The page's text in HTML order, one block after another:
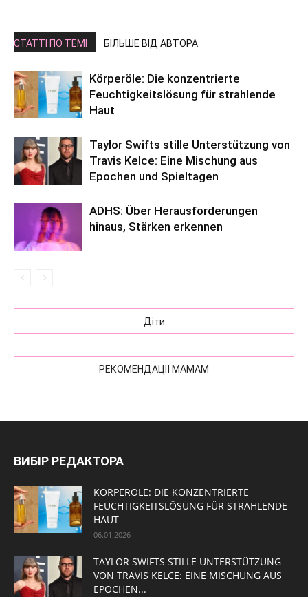
СТАТТІ ПО ТЕМІ БІЛЬШЕ ВІД АВТОРА
Körperöle: Die konzentrierte
Feuchtigkeitslösung für strahlende
Haut
Taylor Swifts stille Unterstützung von
Travis Kelce: Eine Mischung aus
Epochen und Spieltagen
ADHS: Über Herausforderungen
hinaus, Stärken erkennen
Діти
РЕКОМЕНДАЦІЇ МАМАМ
ВИБІР РЕДАКТОРА
KÖRPERÖLE: DIE KONZENTRIERTE
FEUCHTIGKEITSLÖSUNG FÜR STRAHLENDE
HAUT
06.01.2026
TAYLOR SWIFTS STILLE UNTERSTÜTZUNG
VON TRAVIS KELCE: EINE MISCHUNG AUS
EPOCHEN...